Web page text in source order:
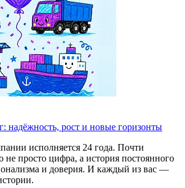
надёжность, рост и новые горизонты
исполняется 24 года. Почти
не просто цифра, а история постоянного
и доверия. И каждый из вас —